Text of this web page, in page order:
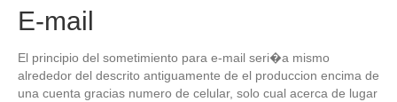
E-mail
El principio del sometimiento para e-mail seri�a mismo
alrededor del descrito antiguamente de el produccion encima de
una cuenta gracias numero de celular, solo cual acerca de lugar